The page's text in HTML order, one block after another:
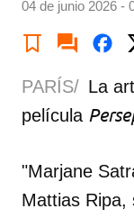
04 de junio 2026 -
PARÍS/ La
película
"Marjane
Mattias Ripa,